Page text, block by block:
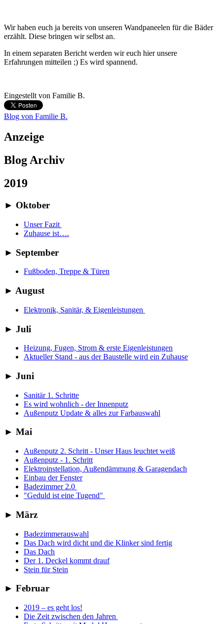
Wir haben euch ja bereits von unseren Wandpaneelen für die Bäder
erzählt. Diese bringen wir selbst an.
In einem separaten Bericht werden wir euch hier unsere
Erfahrungen mitteilen ;) Es wird spannend.
Eingestellt von Familie B.
Blog von Familie B.
Anzeige
Blog Archiv
2019
► Oktober
Unser Fazit
Zuhause ist….
► September
Fußboden, Treppe & Türen
► August
Elektronik, Sanitär, & Eigenleistungen
► Juli
Heizung, Fugen, Strom & erste Eigenleistungen
Aktueller Stand - aus der Baustelle wird ein Zuhause
► Juni
Sanitär 1. Schritte
Es wird wohnlich - der Innenputz
Außenputz Update & alles zur Farbauswahl
► Mai
Außenputz 2. Schritt - Unser Haus leuchtet weiß
Außenputz - 1. Schritt
Elektroinstellation, Außendämmung & Garagendach
Einbau der Fenster
Badezimmer 2.0
"Geduld ist eine Tugend"
► März
Badezimmerauswahl
Das Dach wird dicht und die Klinker sind fertig
Das Dach
Der 1. Deckel kommt drauf
Stein für Stein
► Februar
2019 – es geht los!
Die Zeit zwischen den Jahren